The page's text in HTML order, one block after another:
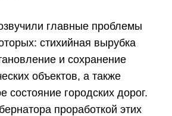
главные проблемы
стихийная вырубка
и сохранение
объектов, а также
состояние городских дорог.
проработкой этих